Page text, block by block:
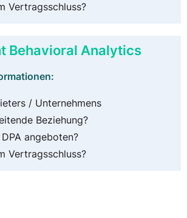
Vertragsschluss?
Behavioral Analytics
/ Unternehmens
Beziehung?
angeboten?
Vertragsschluss?